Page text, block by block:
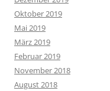
Oktober 2019
Mai 2019
März 2019
Februar 2019
November 2018
August 2018